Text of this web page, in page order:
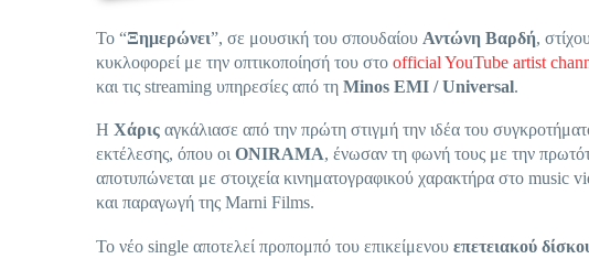
Το “Ξημερώνει”, σε μουσική του σπουδαίου Αντώνη Βαρδή,
κυκλοφορεί με την οπτικοποίησή του στο official YouTube artist
και τις streaming υπηρεσίες από τη Minos EMI / Universal.
Η Χάρις αγκάλιασε από την πρώτη στιγμή την ιδέα του
εκτέλεσης, όπου οι ONIRAMA, ένωσαν τη φωνή τους με την
αποτυπώνεται με στοιχεία κινηματογραφικού χαρακτήρα στο
και παραγωγή της Marni Films.
Το νέο single αποτελεί προπομπό του επικείμενου επετειακού